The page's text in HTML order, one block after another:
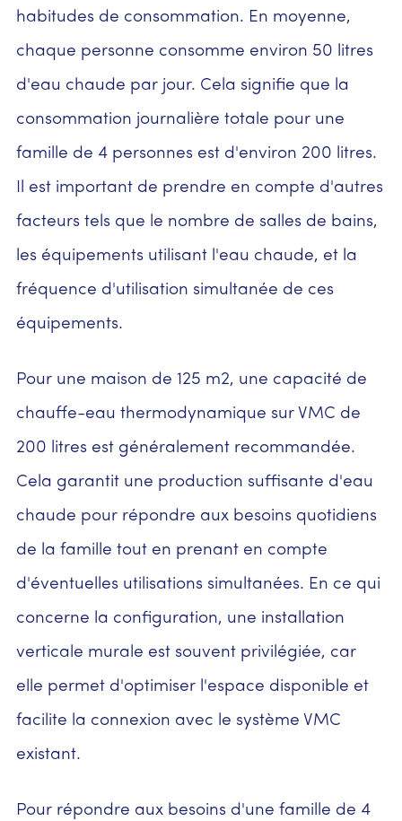
habitudes de consommation. En moyenne,
chaque personne consomme environ 50 litres
d'eau chaude par jour. Cela signifie que la
consommation journalière totale pour une
famille de 4 personnes est d'environ 200 litres.
Il est important de prendre en compte d'autres
facteurs tels que le nombre de salles de bains,
les équipements utilisant l'eau chaude, et la
fréquence d'utilisation simultanée de ces
équipements.
Pour une maison de 125 m2, une capacité de
chauffe-eau thermodynamique sur VMC de
200 litres est généralement recommandée.
Cela garantit une production suffisante d'eau
chaude pour répondre aux besoins quotidiens
de la famille tout en prenant en compte
d'éventuelles utilisations simultanées. En ce qui
concerne la configuration, une installation
verticale murale est souvent privilégiée, car
elle permet d'optimiser l'espace disponible et
facilite la connexion avec le système VMC
existant.
Pour répondre aux besoins d'une famille de 4